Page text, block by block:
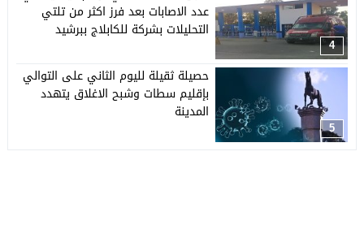
4
عدد الاصابات بعد فرز اكثر من تلتي
التحليلات بشركة للكابلاج ببرشيد
5
حصيلة ثقيلة لليوم الثاني على التوالي
بإقليم سطات وشبح الاغلاق يتهدد
المدينة